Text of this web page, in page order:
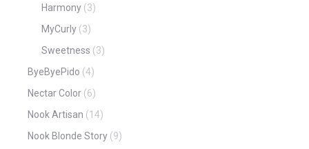
Harmony (3)
MyCurly (3)
Sweetness (3)
ByeByePido (4)
Nectar Color (6)
Nook Artisan (14)
Nook Blonde Story (9)